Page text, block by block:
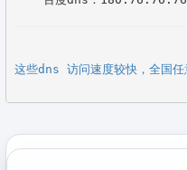
这些dns 访问速度较快，全国任